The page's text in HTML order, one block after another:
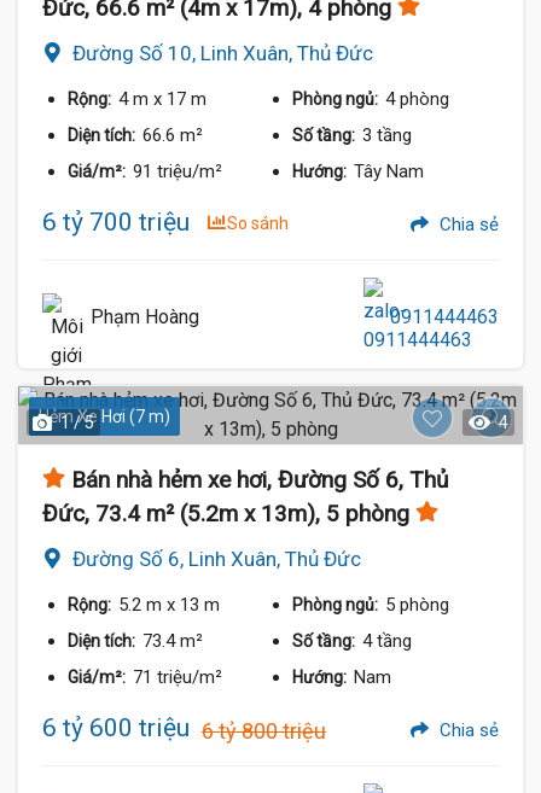
Đức, 66.6 m² (4m x 17m), 4 phòng
Đường Số 10, Linh Xuân, Thủ Đức
Rộng: 4 m x 17 m Phòng ngủ: 4 phòng
Diện tích: 66.6 m² Số tầng: 3 tầng
Giá/m²: 91 triệu/m² Hướng: Tây Nam
6 tỷ 700 triệu So sánh Chia sẻ
Phạm Hoàng 0911444463
Hẻm Xe Hơi (7 m)
1 / 5 4
Bán nhà hẻm xe hơi, Đường Số 6, Thủ
Đức, 73.4 m² (5.2m x 13m), 5 phòng
Đường Số 6, Linh Xuân, Thủ Đức
Rộng: 5.2 m x 13 m Phòng ngủ: 5 phòng
Diện tích: 73.4 m² Số tầng: 4 tầng
Giá/m²: 71 triệu/m² Hướng: Nam
6 tỷ 600 triệu 6 tỷ 800 triệu Chia sẻ